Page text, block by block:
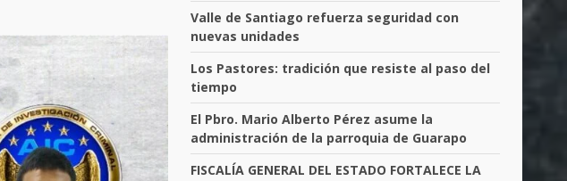
Valle de Santiago refuerza seguridad con
nuevas unidades
Los Pastores: tradición que resiste al paso del
tiempo
El Pbro. Mario Alberto Pérez asume la
administración de la parroquia de Guarapo
FISCALÍA GENERAL DEL ESTADO FORTALECE LA